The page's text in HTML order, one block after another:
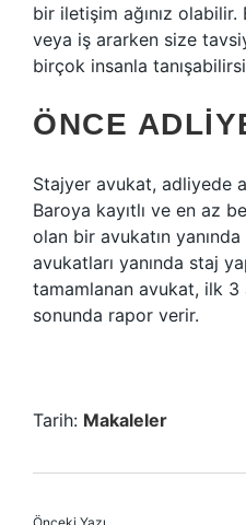
bir iletişim ağınız
veya iş ararken size
birçok insanla
ÖNCE
Stajyer avukat, adliyede
Baroya kayıtlı ve en az
olan bir avukatın
avukatları yanında staj
tamamlanan avukat, ilk 3
sonunda rapor verir.
Tarih: Makaleler